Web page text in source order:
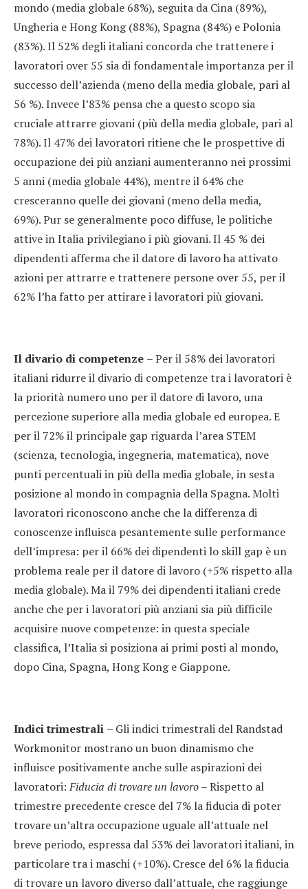
mondo (media globale 68%), seguita da Cina (89%),
Ungheria e Hong Kong (88%), Spagna (84%) e Polonia
(83%). Il 52% degli italiani concorda che trattenere i
lavoratori over 55 sia di fondamentale importanza per il
successo dell’azienda (meno della media globale, pari al
56 %). Invece l’83% pensa che a questo scopo sia
cruciale attrarre giovani (più della media globale, pari al
78%). Il 47% dei lavoratori ritiene che le prospettive di
occupazione dei più anziani aumenteranno nei prossimi
5 anni (media globale 44%), mentre il 64% che
cresceranno quelle dei giovani (meno della media,
69%). Pur se generalmente poco diffuse, le politiche
attive in Italia privilegiano i più giovani. Il 45 % dei
dipendenti afferma che il datore di lavoro ha attivato
azioni per attrarre e trattenere persone over 55, per il
62% l’ha fatto per attirare i lavoratori più giovani.
Il divario di competenze – Per il 58% dei lavoratori
italiani ridurre il divario di competenze tra i lavoratori è
la priorità numero uno per il datore di lavoro, una
percezione superiore alla media globale ed europea. E
per il 72% il principale gap riguarda l’area STEM
(scienza, tecnologia, ingegneria, matematica), nove
punti percentuali in più della media globale, in sesta
posizione al mondo in compagnia della Spagna. Molti
lavoratori riconoscono anche che la differenza di
conoscenze influisca pesantemente sulle performance
dell’impresa: per il 66% dei dipendenti lo skill gap è un
problema reale per il datore di lavoro (+5% rispetto alla
media globale). Ma il 79% dei dipendenti italiani crede
anche che per i lavoratori più anziani sia più difficile
acquisire nuove competenze: in questa speciale
classifica, l’Italia si posiziona ai primi posti al mondo,
dopo Cina, Spagna, Hong Kong e Giappone.
Indici trimestrali – Gli indici trimestrali del Randstad
Workmonitor mostrano un buon dinamismo che
influisce positivamente anche sulle aspirazioni dei
lavoratori:Fiducia di trovare un lavoro– Rispetto al
trimestre precedente cresce del 7% la fiducia di poter
trovare un’altra occupazione uguale all’attuale nel
breve periodo, espressa dal 53% dei lavoratori italiani, in
particolare tra i maschi (+10%). Cresce del 6% la fiducia
di trovare un lavoro diverso dall’attuale, che raggiunge